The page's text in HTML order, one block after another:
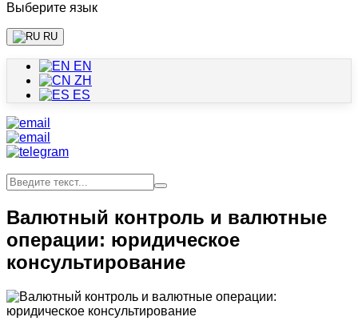
Выберите язык
RU
EN
ZH
ES
Валютный контроль и валютные
операции: юридическое
консультирование